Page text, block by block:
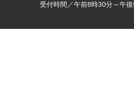
受付時間／午前8時30分～午